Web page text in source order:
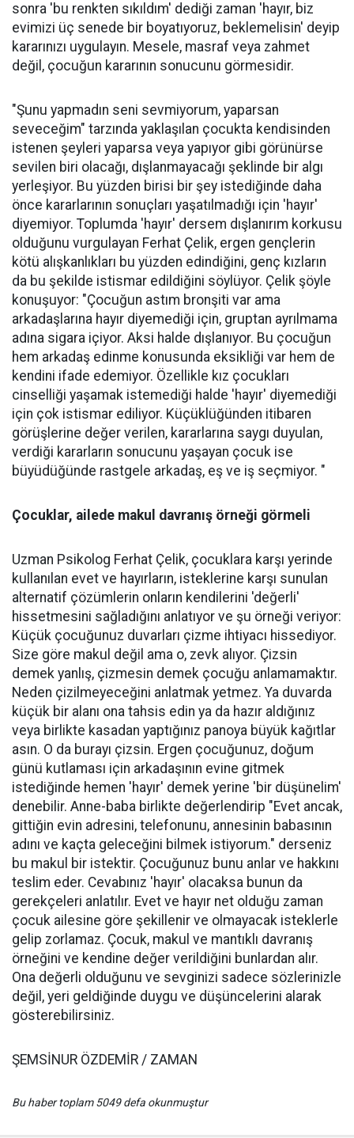
sonra 'bu renkten sıkıldım' dediği zaman 'hayır, biz
evimizi üç senede bir boyatıyoruz, beklemelisin' deyip
kararınızı uygulayın. Mesele, masraf veya zahmet
değil, çocuğun kararının sonucunu görmesidir.
"Şunu yapmadın seni sevmiyorum, yaparsan
seveceğim" tarzında yaklaşılan çocukta kendisinden
istenen şeyleri yaparsa veya yapıyor gibi görünürse
sevilen biri olacağı, dışlanmayacağı şeklinde bir algı
yerleşiyor. Bu yüzden birisi bir şey istediğinde daha
önce kararlarının sonuçları yaşatılmadığı için 'hayır'
diyemiyor. Toplumda 'hayır' dersem dışlanırım korkusu
olduğunu vurgulayan Ferhat Çelik, ergen gençlerin
kötü alışkanlıkları bu yüzden edindiğini, genç kızların
da bu şekilde istismar edildiğini söylüyor. Çelik şöyle
konuşuyor: "Çocuğun astım bronşiti var ama
arkadaşlarına hayır diyemediği için, gruptan ayrılmama
adına sigara içiyor. Aksi halde dışlanıyor. Bu çocuğun
hem arkadaş edinme konusunda eksikliği var hem de
kendini ifade edemiyor. Özellikle kız çocukları
cinselliği yaşamak istemediği halde 'hayır' diyemediği
için çok istismar ediliyor. Küçüklüğünden itibaren
görüşlerine değer verilen, kararlarına saygı duyulan,
verdiği kararların sonucunu yaşayan çocuk ise
büyüdüğünde rastgele arkadaş, eş ve iş seçmiyor. "
Çocuklar, ailede makul davranış örneği görmeli
Uzman Psikolog Ferhat Çelik, çocuklara karşı yerinde
kullanılan evet ve hayırların, isteklerine karşı sunulan
alternatif çözümlerin onların kendilerini 'değerli'
hissetmesini sağladığını anlatıyor ve şu örneği veriyor:
Küçük çocuğunuz duvarları çizme ihtiyacı hissediyor.
Size göre makul değil ama o, zevk alıyor. Çizsin
demek yanlış, çizmesin demek çocuğu anlamamaktır.
Neden çizilmeyeceğini anlatmak yetmez. Ya duvarda
küçük bir alanı ona tahsis edin ya da hazır aldığınız
veya birlikte kasadan yaptığınız panoya büyük kağıtlar
asın. O da burayı çizsin. Ergen çocuğunuz, doğum
günü kutlaması için arkadaşının evine gitmek
istediğinde hemen 'hayır' demek yerine 'bir düşünelim'
denebilir. Anne-baba birlikte değerlendirip "Evet ancak,
gittiğin evin adresini, telefonunu, annesinin babasının
adını ve kaçta geleceğini bilmek istiyorum." derseniz
bu makul bir istektir. Çocuğunuz bunu anlar ve hakkını
teslim eder. Cevabınız 'hayır' olacaksa bunun da
gerekçeleri anlatılır. Evet ve hayır net olduğu zaman
çocuk ailesine göre şekillenir ve olmayacak isteklerle
gelip zorlamaz. Çocuk, makul ve mantıklı davranış
örneğini ve kendine değer verildiğini bunlardan alır.
Ona değerli olduğunu ve sevginizi sadece sözlerinizle
değil, yeri geldiğinde duygu ve düşüncelerini alarak
gösterebilirsiniz.
ŞEMSİNUR ÖZDEMİR / ZAMAN
Bu haber toplam 5049 defa okunmuştur